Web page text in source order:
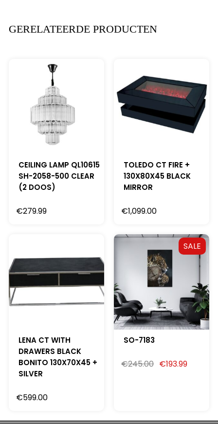
GERELATEERDE PRODUCTEN
CEILING LAMP QL10615
SH-2058-500 CLEAR
(2 DOOS)
€279.99
TOLEDO CT FIRE +
130X80X45 BLACK
MIRROR
€1,099.00
LENA CT WITH
DRAWERS BLACK
BONITO 130X70X45 +
SILVER
€599.00
SALE
SO-7183
€245.00 €193.99